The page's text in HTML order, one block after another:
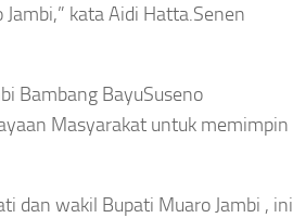
kata Aidi Hatta.Senen
Bambang BayuSuseno
Masyarakat untuk memimpin
dan wakil Bupati Muaro Jambi , ini